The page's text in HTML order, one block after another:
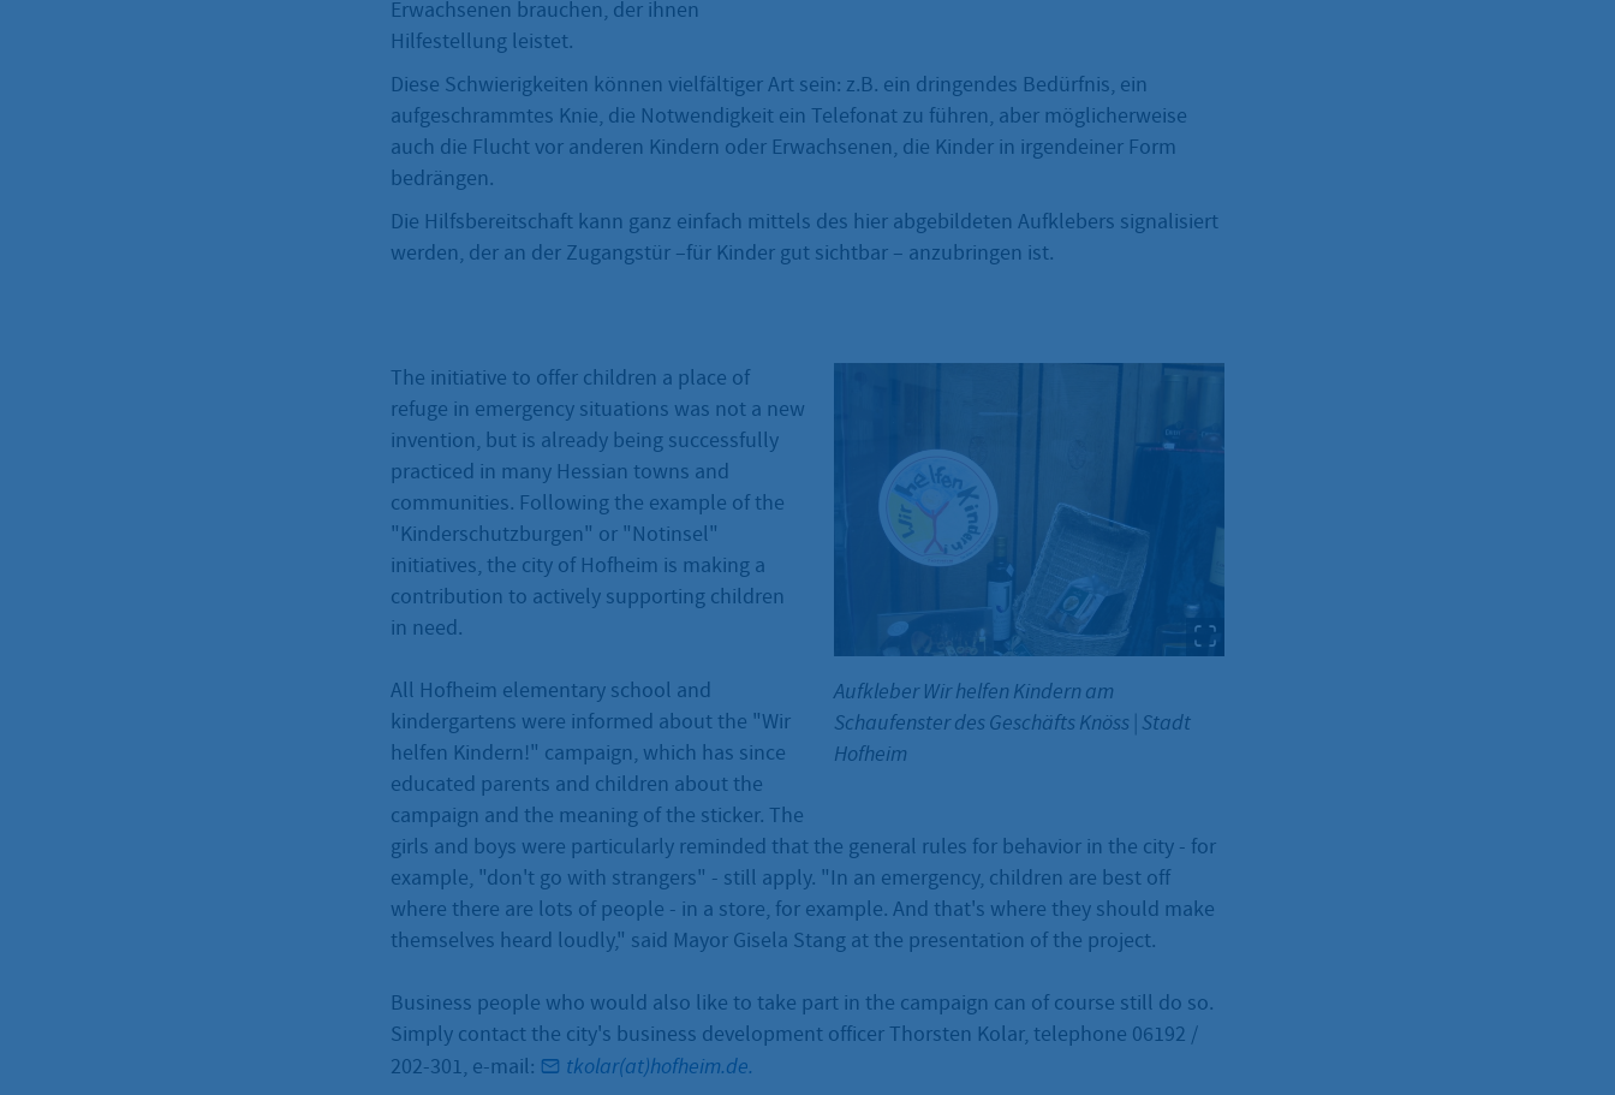
Erwachsenen brauchen, der ihnen
Hilfestellung leistet.
Diese Schwierigkeiten können vielfältiger Art sein: z.B. ein dringendes Bedürfnis, ein
aufgeschrammtes Knie, die Notwendigkeit ein Telefonat zu führen, aber möglicherweise
auch die Flucht vor anderen Kindern oder Erwachsenen, die Kinder in irgendeiner Form
bedrängen.
Die Hilfsbereitschaft kann ganz einfach mittels des hier abgebildeten Aufklebers signalisiert
werden, der an der Zugangstür –für Kinder gut sichtbar – anzubringen ist.
Aufkleber Wir helfen Kindern am
Schaufenster des Geschäfts Knöss Stadt
Hofheim
The initiative to offer children a place of
refuge in emergency situations was not a new
invention, but is already being successfully
practiced in many Hessian towns and
communities. Following the example of the
"Kinderschutzburgen" or "Notinsel"
initiatives, the city of Hofheim is making a
contribution to actively supporting children
in need.
All Hofheim elementary school and
kindergartens were informed about the "Wir
helfen Kindern!" campaign, which has since
educated parents and children about the
campaign and the meaning of the sticker. The
girls and boys were particularly reminded that the general rules for behavior in the city - for
example, "don't go with strangers" - still apply. "In an emergency, children are best off
where there are lots of people - in a store, for example. And that's where they should make
themselves heard loudly," said Mayor Gisela Stang at the presentation of the project.
Business people who would also like to take part in the campaign can of course still do so.
Simply contact the city's business development officer Thorsten Kolar, telephone 06192 /
202-301, e-mail:
tkolar(at)hofheim.de.